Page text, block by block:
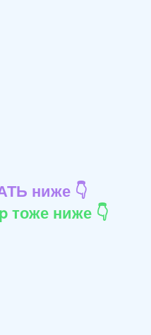
ниже 👇
тоже ниже 👇